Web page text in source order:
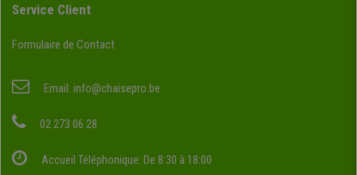
Service Client
Formulaire de Contact
Email: info@chaisepro.be
02 273 06 28
Accueil Téléphonique: De 8:30 à 18:00